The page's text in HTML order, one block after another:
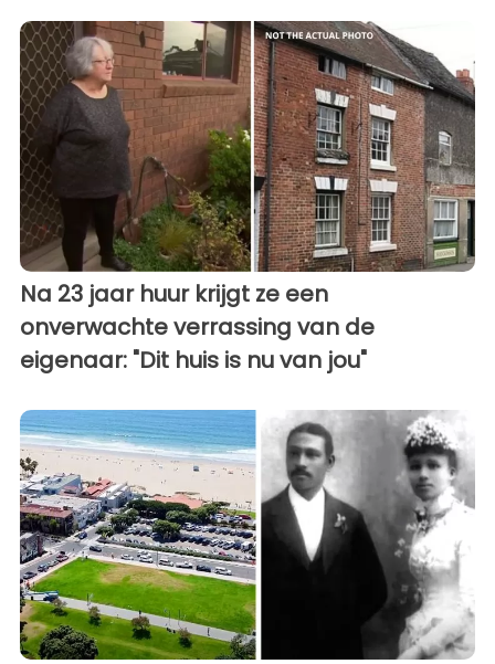
Na 23 jaar huur krijgt ze een
onverwachte verrassing van de
eigenaar: "Dit huis is nu van jou"